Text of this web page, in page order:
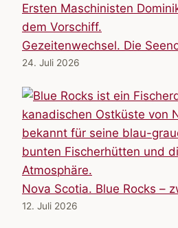
Gezeitenwechsel. Die
24. Juli 2026
Nova Scotia. Blue Rocks –
12. Juli 2026